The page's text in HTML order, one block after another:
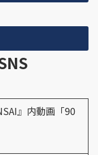
』内動画「90